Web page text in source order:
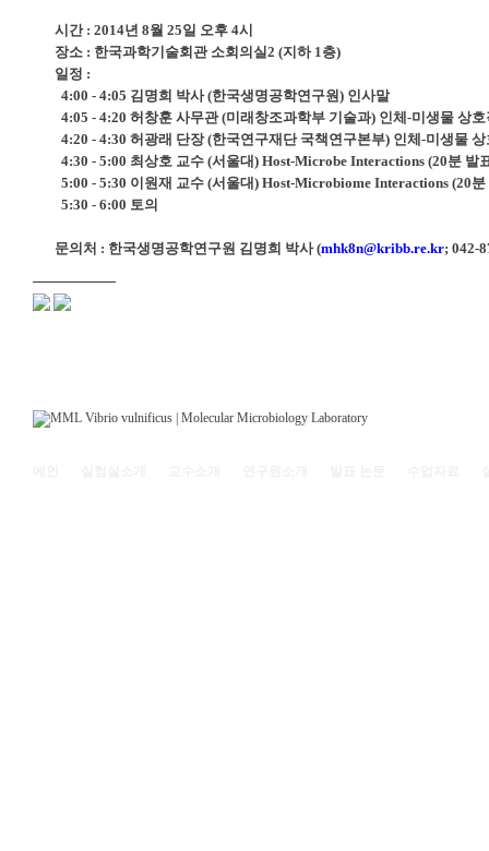
시간: 2014년 8월 25일 오후 4시
장소 : 한국과학기술회관 소회의실2 (지하1층)
일정 :
4:00 - 4:05 김명희 박사(한국생명공학연구원) 인사말
4:05 - 4:20 허창훈 사무관(미래창조과학부 기술과) 인체 -미생물 상
4:20 - 4:30 허광래 단장(한국연구재단 국책연구본부) 인체 -미생물
4:30 - 5:00 최상호 교수 (서울대) Host-Microbe Interactions (20분 발
5:00 - 5:30 이원재 교수 (서울대) Host-Microbiome Interactions (20분
5:30 - 6:00 토의
문의처 : 한국생명공학연구원 김명희 박사(mhk8n@kribb.re.kr; 042-